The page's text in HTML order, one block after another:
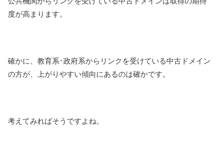
度が高まります。
確かに、教育系･政府系からリンクを受けている中古ドメイン
の方が、上がりやすい傾向にあるのは確かです。
考えてみればそうですよね。